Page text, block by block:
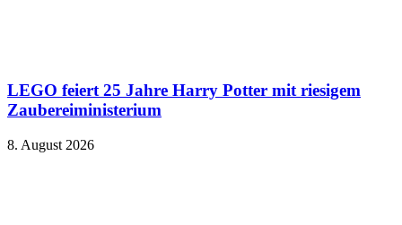
LEGO feiert 25 Jahre Harry Potter mit riesigem
Zaubereiministerium
8. August 2026